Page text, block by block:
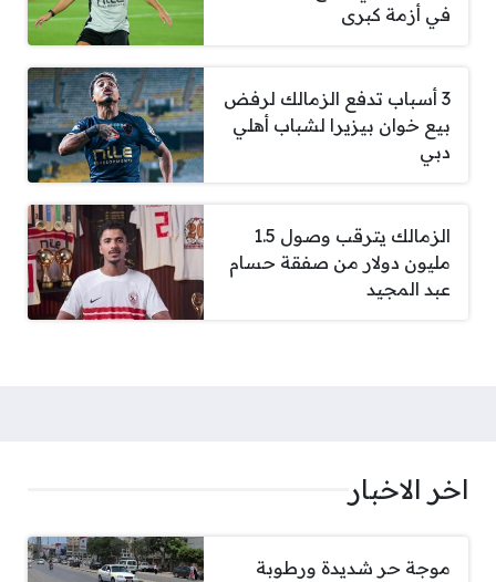
في أزمة كبرى
3 أسباب تدفع الزمالك لرفض
بيع خوان بيزيرا لشباب أهلي
دبي
الزمالك يترقب وصول 1.5
مليون دولار من صفقة حسام
عبد المجيد
اخر الاخبار
موجة حر شديدة ورطوبة